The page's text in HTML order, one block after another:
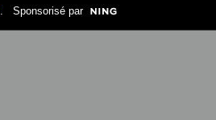
. Sponsorisé par